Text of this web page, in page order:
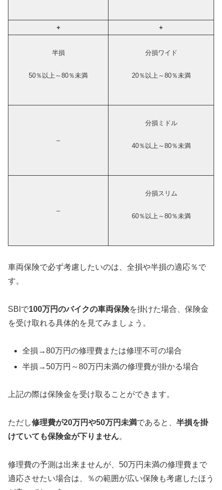
+ +
半損
50％以上～80％未満
分損ワイド
20％以上～80％未満
–
分損ミドル
40％以上～80％未満
–
分損スリム
60％以上～80％未満
車両保険で必ず考慮したいのは、全損や半損の適応％で
す。
SBIで100万円のバイクの車両保険を掛けた場合、保険金
を受け取れる具体的を見てみましょう。
全損→80万円の修理費または修理不可の場合
半損→50万円～80万円未満の修理費が掛かる場合
上記の際は保険金を受け取ることができます。
ただし修理費が20万円や50万円未満であると、 半損を掛
けていても保険金が下りません。
修理費の予測は出来ませんが、50万円未満の修理費まで
適応させたい場合は、％の範囲が広い保険も考慮したほう